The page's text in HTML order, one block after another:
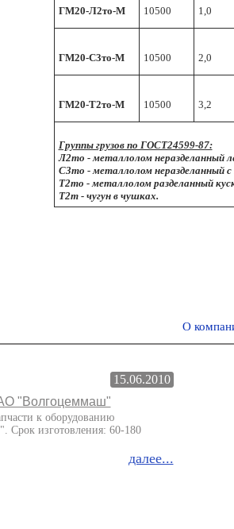
ГМ20-Л2тo-M 10500 1,0
ГМ20-С3тo-M 10500 2,0
ГМ20-T2тo-M 10500 3,2
Группы грузов по ГОСТ24599-87:
Л2то - металлолом неразделанный
С3то - металлолом неразделанный с
Т2то - металлолом разделанный
Т2т - чугун в чушках.
О
15.06.2010
"Волгоцеммаш"
к оборудованию
Срок изготовления: 60-180
далее...